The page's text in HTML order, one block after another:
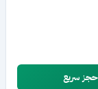
حجز سريع